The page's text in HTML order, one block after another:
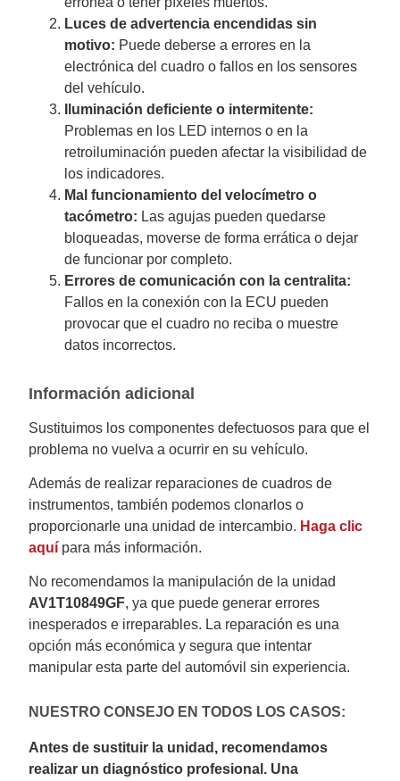
Luces de advertencia encendidas sin
motivo: Puede deberse a errores en la
electrónica del cuadro o fallos en los sensores
del vehículo.
Iluminación deficiente o intermitente:
Problemas en los LED internos o en la
retroiluminación pueden afectar la visibilidad de
los indicadores.
Mal funcionamiento del velocímetro o
tacómetro: Las agujas pueden quedarse
bloqueadas, moverse de forma errática o dejar
de funcionar por completo.
Errores de comunicación con la centralita:
Fallos en la conexión con la ECU pueden
provocar que el cuadro no reciba o muestre
datos incorrectos.
Información adicional
Sustituimos los componentes defectuosos para que el
problema no vuelva a ocurrir en su vehículo.
Además de realizar reparaciones de cuadros de
instrumentos, también podemos clonarlos o
proporcionarle una unidad de intercambio. Haga clic
aquí para más información.
No recomendamos la manipulación de la unidad
AV1T10849GF, ya que puede generar errores
inesperados e irreparables. La reparación es una
opción más económica y segura que intentar
manipular esta parte del automóvil sin experiencia.
NUESTRO CONSEJO EN TODOS LOS CASOS:
Antes de sustituir la unidad, recomendamos
realizar un diagnóstico profesional. Una